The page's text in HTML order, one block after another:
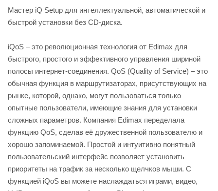
Мастер iQ Setup для интеллектуальной, автоматической и
быстрой установки без CD-диска.
iQoS – это революционная технология от Edimax для
быстрого, простого и эффективного управления шириной
полосы интернет-соединения. QoS (Quality of Service) – это
обычная функция в маршрутизаторах, присутствующих на
рынке, которой, однако, могут пользоваться только
опытные пользователи, имеющие знания для установки
сложных параметров. Компания Edimax переделала
функцию QoS, сделав её дружественной пользователю и
хорошо запоминаемой. Простой и интуитивно понятный
пользовательский интерфейс позволяет установить
приоритеты на трафик за несколько щелчков мыши. С
функцией iQoS вы можете наслаждаться играми, видео,